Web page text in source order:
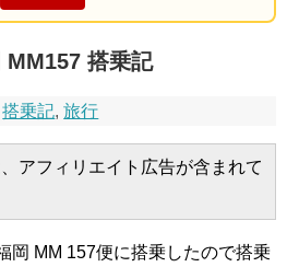
搭乗記
搭乗記,旅行
アフィリエイト広告が含まれて
岡 MM 157便に搭乗したので搭乗